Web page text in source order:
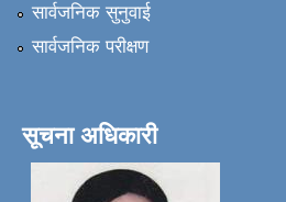
सार्वजनिक सुनुवाई
सार्वजनिक परीक्षण
सूचना अधिकारी